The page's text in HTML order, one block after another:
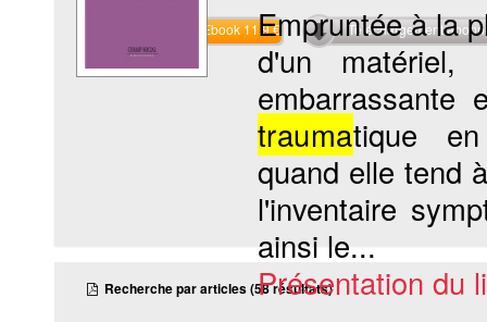
Commander l'Ebook 11.9 € Téléchargement
Empruntée à la
d'un
embarrassante
traumatique en
quand elle tend
l'inventaire
ainsi le...
Présentation du
Recherche par articles (58 résultats)